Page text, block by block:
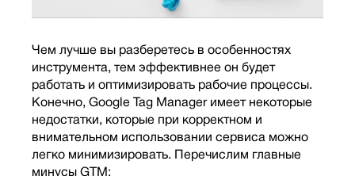
Чем лучше вы разберетесь в особенностях
инструмента, тем эффективнее он будет
работать и оптимизировать рабочие процессы.
Конечно, Google Tag Manager имеет некоторые
недостатки, которые при корректном и
внимательном использовании сервиса можно
легко минимизировать. Перечислим главные
минусы GTM: